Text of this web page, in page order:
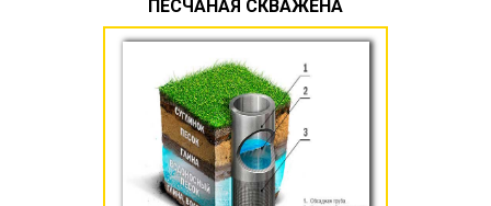
ПЕСЧАНАЯ СКВАЖЕНА